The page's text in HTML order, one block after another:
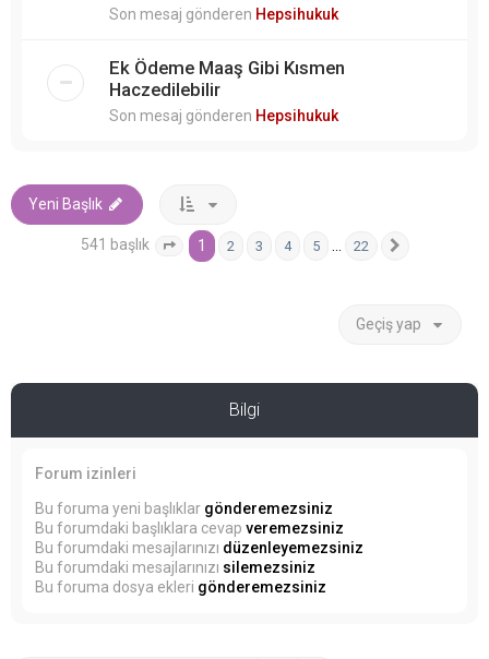
Son mesaj gönderen Hepsihukuk
Ek Ödeme Maaş Gibi Kısmen
Haczedilebilir
Son mesaj gönderen Hepsihukuk
Yeni Başlık
541 başlık . sayfa (Toplam22 sayfa)
1 2 3 4 5 22
Geçiş yap
Bilgi
Forum izinleri
Bu foruma yeni başlıklar gönderemezsiniz
Bu forumdaki başlıklara cevap veremezsiniz
Bu forumdaki mesajlarınızı düzenleyemezsiniz
Bu forumdaki mesajlarınızı silemezsiniz
Bu foruma dosya ekleri gönderemezsiniz